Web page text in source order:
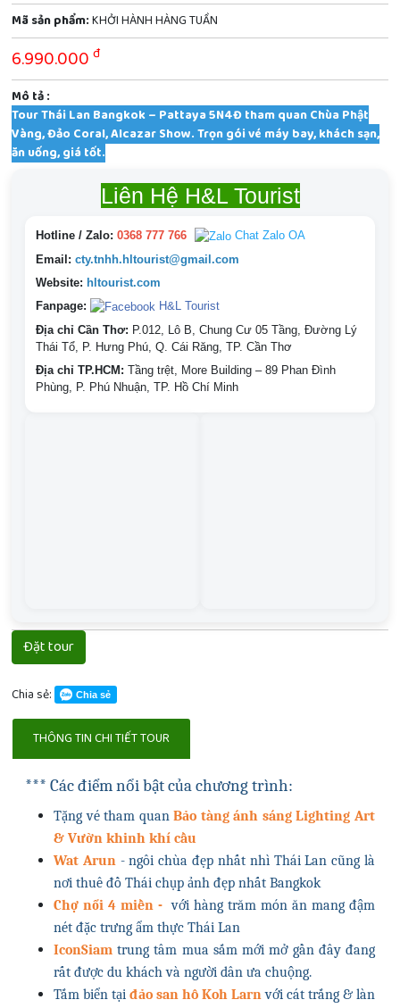
Mã sản phẩm:KHỞI HÀNH HÀNG TUẦN
6.990.000 đ
Mô tả :
Tour Thái Lan Bangkok – Pattaya 5N4Đ tham quan Chùa Phật
Vàng, Đảo Coral, Alcazar Show. Trọn gói vé máy bay, khách sạn,
ăn uống, giá tốt.
Liên Hệ H&L Tourist
Hotline / Zalo: 0368 777 766
Chat Zalo OA
Email: cty.tnhh.hltourist@gmail.com
Website: hltourist.com
Fanpage:
H&L Tourist
Địa chỉ Cần Thơ: P.012, Lô B, Chung Cư 05 Tầng, Đường Lý
Thái Tổ, P. Hưng Phú, Q. Cái Răng, TP. Cần Thơ
Địa chỉ TP.HCM: Tầng trệt, More Building – 89 Phan Đình
Phùng, P. Phú Nhuận, TP. Hồ Chí Minh
Đặt tour
Chia sẻ: Chia sẻ
THÔNG TIN CHI TIẾT TOUR
*** Các điểm nổi bật của chương trình:
Tặng vé tham quan Bảo tàng ánh sáng Lighting Art
& Vườn khinh khí cầu
Wat Arun - ngôi chùa đẹp nhất nhì Thái Lan cũng là
nơi thuê đồ Thái chụp ảnh đẹp nhất Bangkok
Chợ nổi 4 miền -với hàng trăm món ăn mang đậm
nét đặc trưng ẩm thực Thái Lan
IconSiam trung tâm mua sắm mới mở gần đây đang
rất được du khách và người dân ưa chuộng.
Tắm biển tại đảo san hô Koh Larn với cát trắng & làn